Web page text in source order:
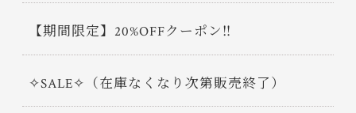
【期間限定】20%OFFクーポン‼
✧SALE✧（在庫なくなり次第販売終了）